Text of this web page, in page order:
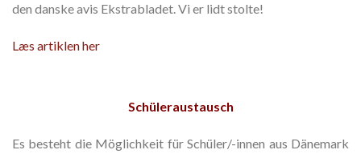
den danske avis Ekstrabladet. Vi er lidt stolte!
Læs artiklen her
Schüleraustausch
Es besteht die Möglichkeit für Schüler/-innen aus Dänemark